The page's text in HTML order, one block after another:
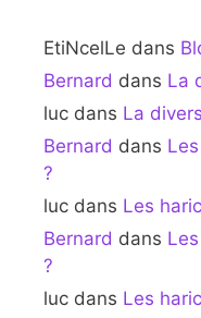
EtiNcelLe dans
Bernard dans La
luc dans La
Bernard dans
?
luc dans Les
Bernard dans
?
luc dans Les